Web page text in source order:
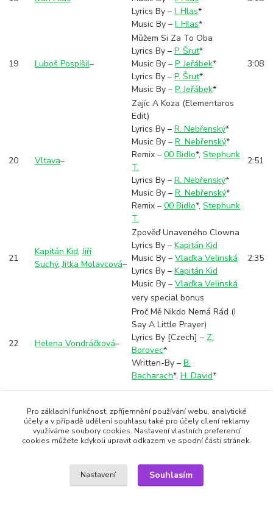
Lyrics By –I. Hlas*
Music By –I. Hlas*
19 Luboš Pospíšil–
Můžem Si Za To Oba
Lyrics By –P. Šrut*
Music By –P. Jeřábek*
Lyrics By –P. Šrut*
Music By –P. Jeřábek*
3:08
20 Vltava–
Zajíc A Koza (Elementaros
Edit)
Lyrics By –R. Nebřenský*
Music By –R. Nebřenský*
Remix –00 Bidlo*,Stephunk
T.
Lyrics By –R. Nebřenský*
Music By –R. Nebřenský*
Remix –00 Bidlo*,Stephunk
T.
2:51
21
Kapitán Kid,Jiří
Suchý,Jitka Molavcová–
Zpověď Unaveného Clowna
Lyrics By –Kapitán Kid
Music By –Vlaďka Velinská
Lyrics By –Kapitán Kid
Music By –Vlaďka Velinská
2:35
very special bonus
22 Helena Vondráčková–
Proč Mě Nikdo Nemá Rád (I
Say A Little Prayer)
Lyrics By [Czech] – Z.
Borovec*
Written-By –B.
Bacharach*,H. David*
Zboží zařazeno v kategoriích
CD AUDIO
Český Rock & Pop
Pro základní funkčnost, zpříjemnění používání webu, analytické
účely a v případě udělení souhlasu také pro účely cílení reklamy
využíváme soubory cookies. Nastavení vlastních preferencí
cookies můžete kdykoli upravit odkazem ve spodní části stránek.
Nastavení Souhlasím